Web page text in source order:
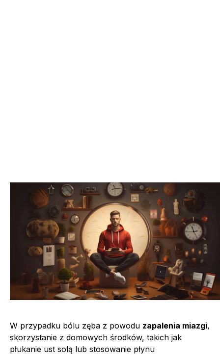
W przypadku bólu zęba z powodu zapalenia miazgi,
skorzystanie z domowych środków, takich jak
płukanie ust solą lub stosowanie płynu